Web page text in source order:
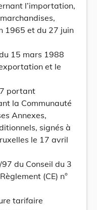
l’importation,
1965 et du 27 juin
15 mars 1988
et le
portant
la Communauté
Annexes,
signés à
le 17 avril
du Conseil du 3
(CE) n°
tarifaire